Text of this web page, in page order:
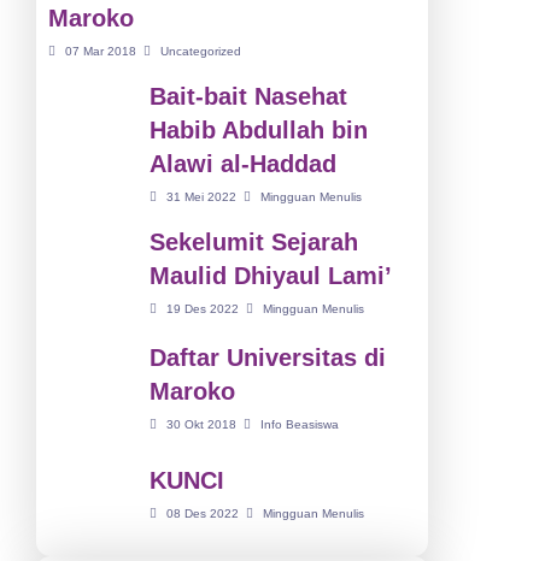
Maroko
07 Mar 2018 Uncategorized
Bait-bait Nasehat
Habib Abdullah bin
Alawi al-Haddad
31 Mei 2022 Mingguan Menulis
Sekelumit Sejarah
Maulid Dhiyaul Lami’
19 Des 2022 Mingguan Menulis
Daftar Universitas di
Maroko
30 Okt 2018 Info Beasiswa
KUNCI
08 Des 2022 Mingguan Menulis